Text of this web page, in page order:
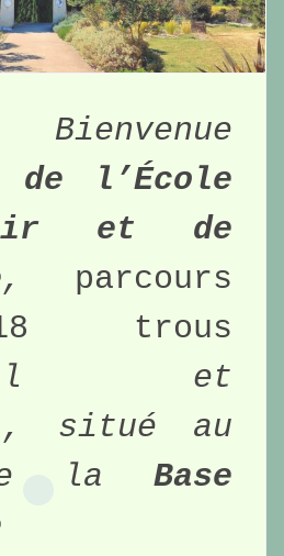
Bienvenue
de l’École
et de
, parcours
et
situé au
la Base